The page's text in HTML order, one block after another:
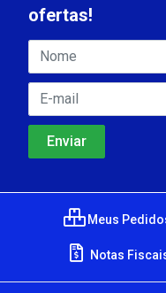
ofertas!
Meus
Notas